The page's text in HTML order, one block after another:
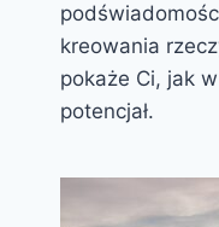
kreowania
pokaże Ci, jak
potencjał.